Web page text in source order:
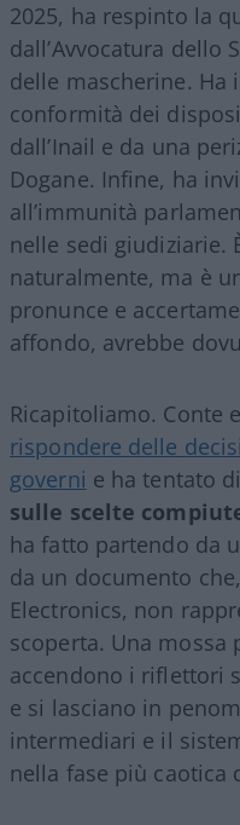
2025, ha respinto la
dall’Avvocatura dello
delle mascherine. Ha
conformità dei
dall’Inail e da una
Dogane. Infine, ha
all’immunità
nelle sedi giudiziarie.
naturalmente, ma è
pronunce e
affondo, avrebbe
Ricapitoliamo. Conte
rispondere delle
governi e ha tentato di
sulle scelte
ha fatto partendo da
da un documento
Electronics, non
scoperta. Una mossa
accendono i riflettori
e si lasciano in
intermediari e il
nella fase più caotica